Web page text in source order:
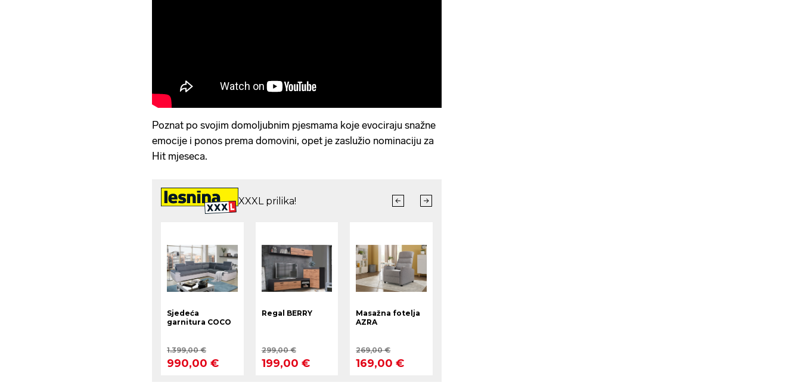
Poznat po svojim domoljubnim pjesmama koje evociraju snažne
emocije i ponos prema domovini, opet je zaslužio nominaciju za
Hit mjeseca.